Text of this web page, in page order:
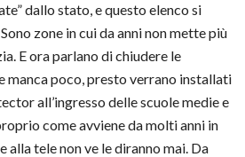
dallo stato, e questo elenco si
zone in cui da anni non mette più
E ora parlano dichiudere le
manca poco, presto verrano installati
all’ingresso delle scuole medie e
come avviene da molti anni in
alla tele non ve le diranno mai. Da